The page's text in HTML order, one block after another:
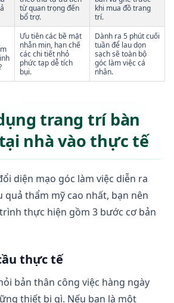
từ quan trọng đến
bổ trợ.
khi mua đồ trang
trí.
Ưu tiên các bề mặt
nhẵn mịn, hạn chế
các chi tiết nhỏ
phức tạp dễ tích
bụi.
Dành ra 5 phút cuối
tuần để lau dọn
sạch sẽ toàn bộ
góc làm việc cá
nhân.
trang trí bàn
nhà vào thực tế
diện mạo góc làm việc diễn ra
quả thẩm mỹ cao nhất, bạn nên
thực hiện gồm 3 bước cơ bản
thực tế
bản thân công việc hàng ngày
thiết bị gì. Nếu bạn là một